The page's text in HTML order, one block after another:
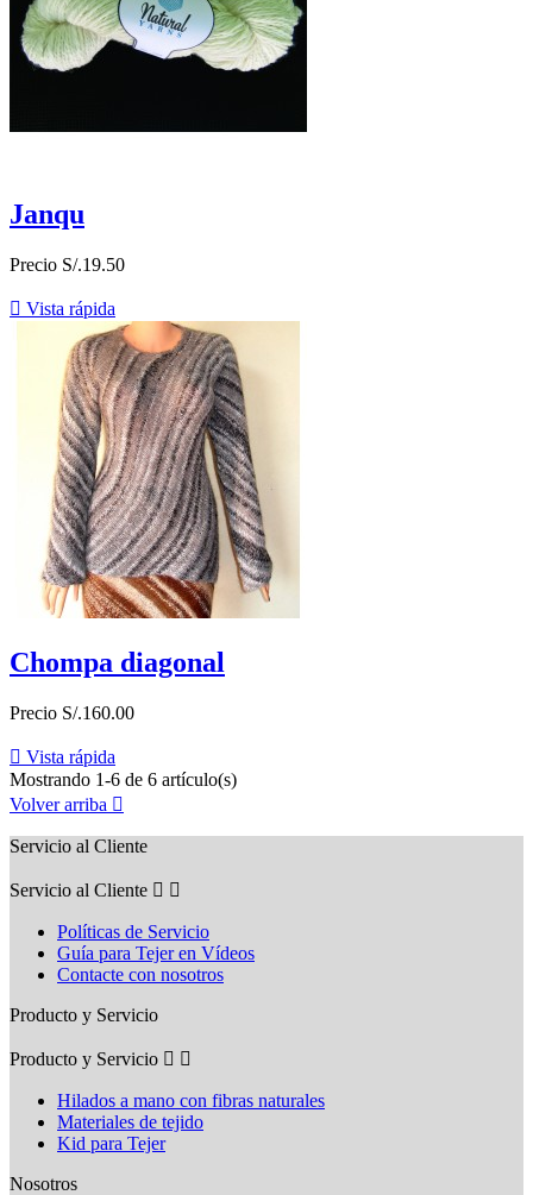
Janqu
Precio S/.19.50
 Vista rápida
Chompa diagonal
Precio S/.160.00
 Vista rápida
Mostrando 1-6 de 6 artículo(s)
Volver arriba 
Servicio al Cliente
Servicio al Cliente  
Políticas de Servicio
Guía para Tejer en Vídeos
Contacte con nosotros
Producto y Servicio
Producto y Servicio  
Hilados a mano con fibras naturales
Materiales de tejido
Kid para Tejer
Nosotros